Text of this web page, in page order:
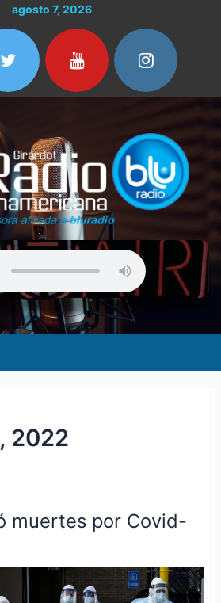
agosto 7, 2026
2022
muertes por Covid-